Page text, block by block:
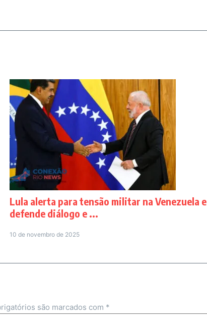
Lula alerta para tensão militar na Venezuela e
defende diálogo e ...
10 de novembro de 2025
são marcados com *